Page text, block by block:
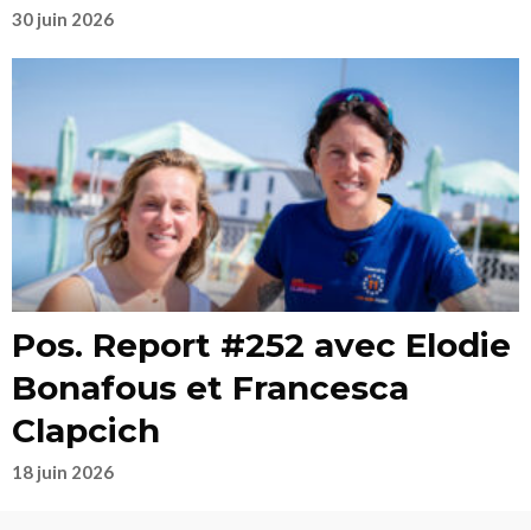
30 juin 2026
Pos. Report #252 avec Elodie
Bonafous et Francesca
Clapcich
18 juin 2026